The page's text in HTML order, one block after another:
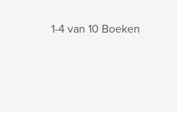
1-4 van 10 Boeken